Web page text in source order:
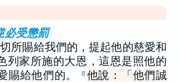
必受懲罰
所賜給我們的，提起他的慈愛和
列家所施的大恩，這恩是照他的
賜給他們的。
8 他說：「他們誠